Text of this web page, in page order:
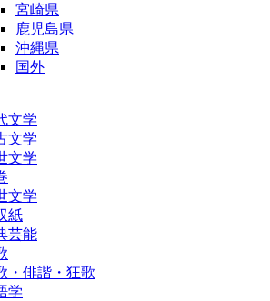
宮崎県
鹿児島県
沖縄県
国外
文学
文学
文学
文学
紙
芸能
・俳諧・狂歌
学